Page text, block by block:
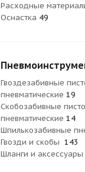
Расходные
Оснастка 49
Гвоздезабивные
пневматические 19
Скобозабивные
пневматические 14
Шпилькозабивные
Гвозди и скобы 143
Шланги и аксессуары